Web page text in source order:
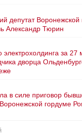
депутат Воронежской
Александр Тюрин
электрохолдинга за
дворца
в силе приговор
гордуме